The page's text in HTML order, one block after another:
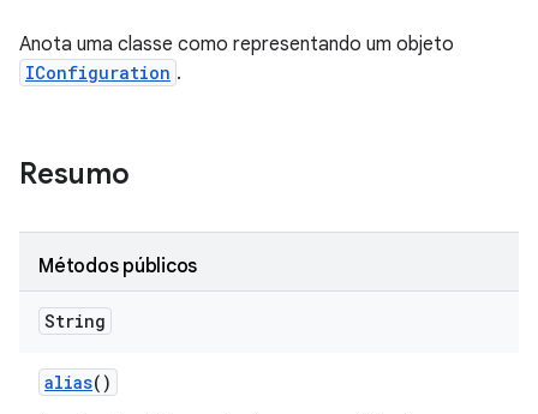
Anota uma classe como representando um objeto
IConfiguration .
Resumo
Métodos públicos
String
alias()